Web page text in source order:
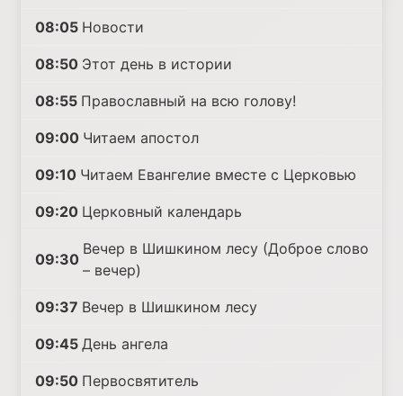
08:05 Новости
08:50 Этот день в истории
08:55 Православный на всю голову!
09:00 Читаем апостол
09:10 Читаем Евангелие вместе с Церковью
09:20 Церковный календарь
09:30
Вечер в Шишкином лесу (Доброе слово
– вечер)
09:37 Вечер в Шишкином лесу
09:45 День ангела
09:50 Первосвятитель